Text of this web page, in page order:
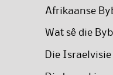
Afrikaanse
Wat sê die
Die